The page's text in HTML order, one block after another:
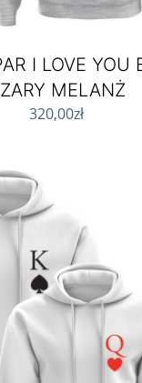
I LOVE YOU
MELANŻ
320,00zł